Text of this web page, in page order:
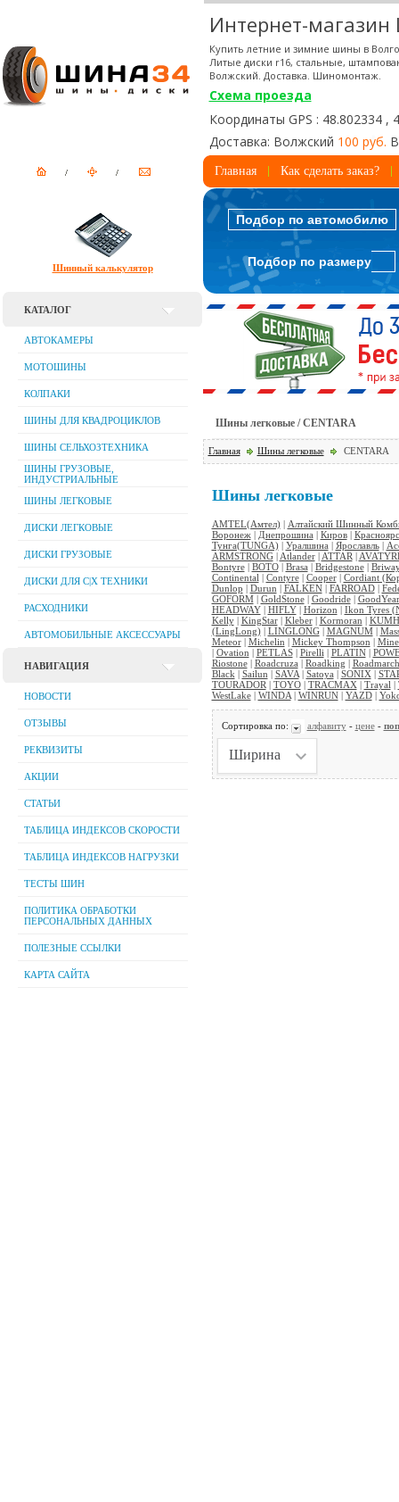
Интернет-
Купить летние и зимние шины в
Литые диски r16, стальные,
Волжский. Доставка. Шиномонтаж.
Схема проезда
Координаты GPS : 48.802334 ,
Доставка: Волжский 100 руб.
Главная Как сделать заказ?
Шинный калькулятор
КАТАЛОГ
АВТОКАМЕРЫ
МОТОШИНЫ
КОЛПАКИ
ШИНЫ ДЛЯ КВАДРОЦИКЛОВ
ШИНЫ СЕЛЬХОЗТЕХНИКА
ШИНЫ ГРУЗОВЫЕ,
ИНДУСТРИАЛЬНЫЕ
ШИНЫ ЛЕГКОВЫЕ
ДИСКИ ЛЕГКОВЫЕ
ДИСКИ ГРУЗОВЫЕ
ДИСКИ ДЛЯ C|Х ТЕХНИКИ
РАСХОДНИКИ
АВТОМОБИЛЬНЫЕ АКСЕССУАРЫ
НАВИГАЦИЯ
НОВОСТИ
ОТЗЫВЫ
РЕКВИЗИТЫ
АКЦИИ
СТАТЬИ
ТАБЛИЦА ИНДЕКСОВ СКОРОСТИ
ТАБЛИЦА ИНДЕКСОВ НАГРУЗКИ
ТЕСТЫ ШИН
ПОЛИТИКА ОБРАБОТКИ
ПЕРСОНАЛЬНЫХ ДАННЫХ
ПОЛЕЗНЫЕ ССЫЛКИ
КАРТА САЙТА
Подбор по автомобилю
Подбор по размеру
Шины легковые / CENTARA
Главная Шины легковые CENTARA
Шины легковые
AMTEL(Амтел)| Алтайский Шинный
Воронеж| Днепрошина | Киров|
Тунга(TUNGA)| Уралшина | Ярославль|
ARMSTRONG| Atlander| ATTAR |
Bontyre| BOTO| Brasa | Bridgestone|
Continental | Contyre| Cooper| Cordiant
Dunlop | Durun | FALKEN| FARROAD|
GOFORM| GoldStone| Goodride| GoodYear
HEADWAY| HIFLY| Horizon | Ikon Tyres
Kelly| KingStar| Kleber| Kormoran |
(LingLong)| LINGLONG| MAGNUM|
Meteor| Michelin | Mickey Thompson |
| Ovation | PETLAS| Pirelli | PLATIN|
Riostone| Roadcruza | Roadking | Roadmarch
Black | Sailun | SAVA| Satoya | SONIX |
TOURADOR | TOYO| TRACMAX | Trayal |
WestLake| WINDA| WINRUN| YAZD|
Сортировка по: алфавиту- цене-